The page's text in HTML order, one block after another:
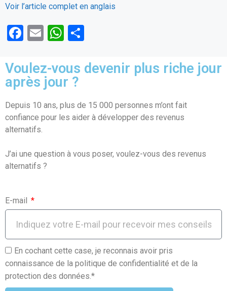
Voir l’article complet en anglais
F
ce
b
o
o
k
E
ail
W
at
s
A
p
ta
er
Voulez-vous devenir plus riche jour
après jour ?
Depuis 10 ans, plus de 15 000 personnes m’ont fait
confiance pour les aider à développer des revenus
alternatifs.
J’ai une question à vous poser, voulez-vous des revenus
alternatifs ?
E-mail
En cochant cette case, je reconnais avoir pris
connaissance de la politique de confidentialité et de la
protection des données.*